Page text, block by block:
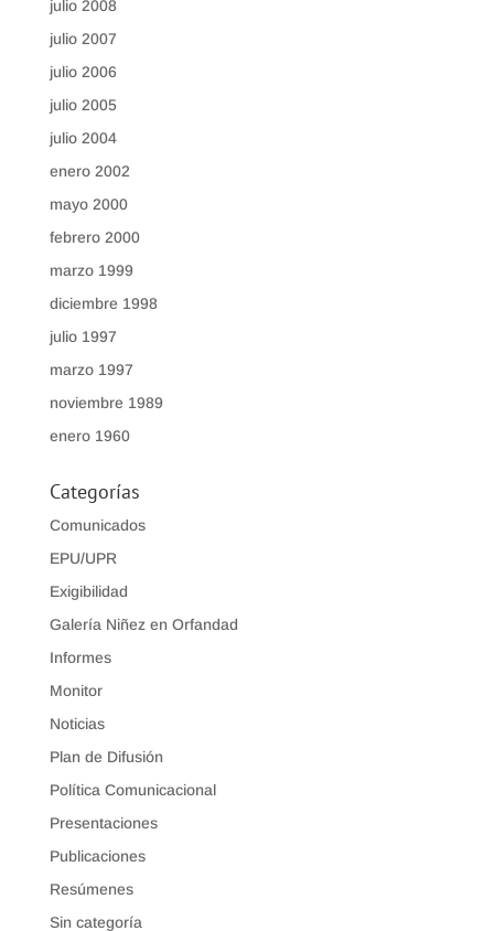
julio 2008
julio 2007
julio 2006
julio 2005
julio 2004
enero 2002
mayo 2000
febrero 2000
marzo 1999
diciembre 1998
julio 1997
marzo 1997
noviembre 1989
enero 1960
Categorías
Comunicados
EPU/UPR
Exigibilidad
Galería Niñez en Orfandad
Informes
Monitor
Noticias
Plan de Difusión
Política Comunicacional
Presentaciones
Publicaciones
Resúmenes
Sin categoría